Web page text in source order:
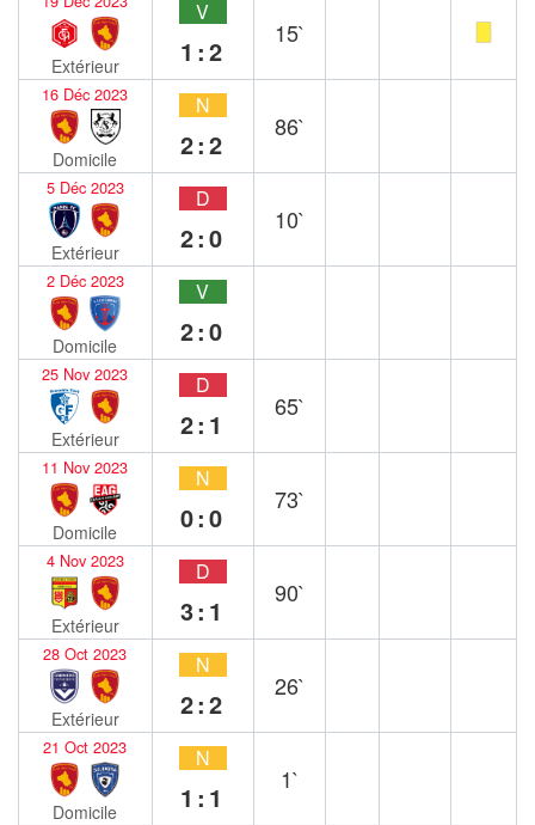
Extérieur
V
1:2
15`
16 Déc 2023
Domicile
N
2:2
86`
5 Déc 2023
Extérieur
D
2:0
10`
2 Déc 2023
Domicile
V
2:0
25 Nov 2023
Extérieur
D
2:1
65`
11 Nov 2023
Domicile
N
0:0
73`
4 Nov 2023
Extérieur
D
3:1
90`
28 Oct 2023
Extérieur
N
2:2
26`
21 Oct 2023
Domicile
N
1:1
1`